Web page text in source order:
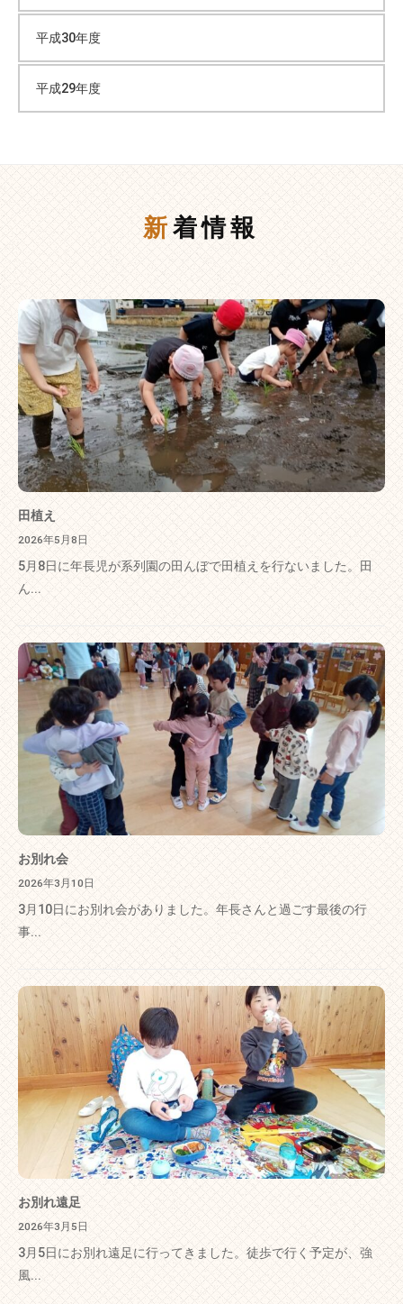
平成30年度
平成29年度
新着情報
田植え
2026年5月8日
5月8日に年長児が系列園の田んぼで田植えを行ないました。田
ん...
お別れ会
2026年3月10日
3月10日にお別れ会がありました。年長さんと過ごす最後の行
事...
お別れ遠足
2026年3月5日
3月5日にお別れ遠足に行ってきました。徒歩で行く予定が、強
風...